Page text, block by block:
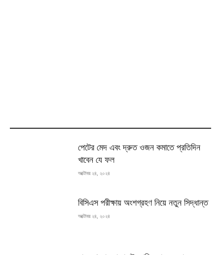
পেটের মেদ এবং দ্রুত ওজন কমাতে প্রতিদিন
খাবেন যে ফল
অক্টোবর ২৪, ২০২৪
বিসিএস পরীক্ষায় অংশগ্রহণ নিয়ে নতুন সিদ্ধান্ত
অক্টোবর ২৪, ২০২৪